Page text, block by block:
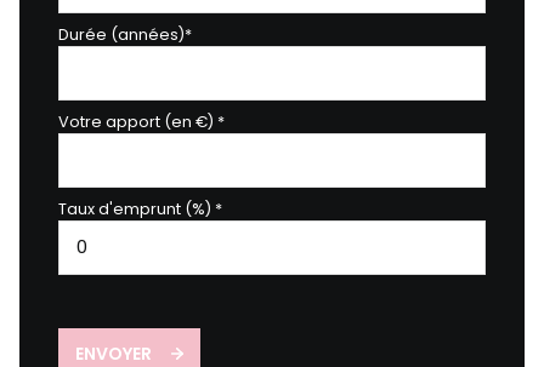
Durée (années)*
Votre apport (en €) *
Taux d'emprunt (%) *
ENVOYER